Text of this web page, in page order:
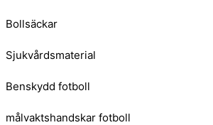
Bollsäckar
Sjukvårdsmaterial
Benskydd fotboll
målvaktshandskar fotboll